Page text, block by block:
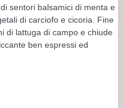
sentori balsamici di menta e
di carciofo e cicoria. Fine
di lattuga di campo e chiude
ben espressi ed